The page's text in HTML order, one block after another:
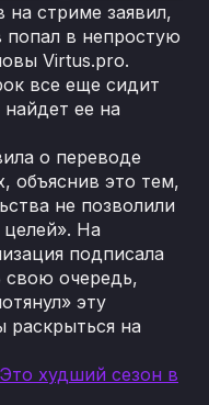
стриме заявил,
в непростую
Virtus.pro.
все еще сидит
ее на
о переводе
объяснив это тем,
не позволили
На
подписала
свою очередь,
эту
раскрыться на
худший сезон в